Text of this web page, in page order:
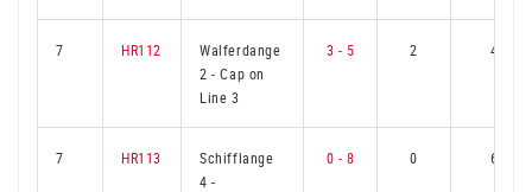
7 HR112
Walferdange
2-Cap on
Line 3
3 - 5 2 4
7 HR113
Schifflange
4-
0 - 8 0 6